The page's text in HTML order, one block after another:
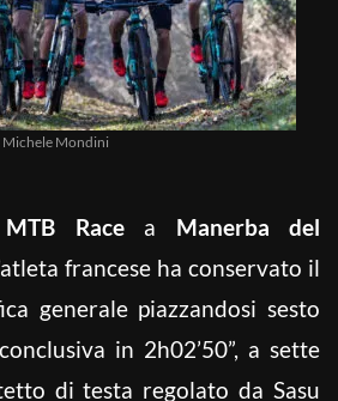
Michele Mondini
Racea Manerba del
francese ha conservato il
generale piazzandosi sesto
in 2h02’50”, a sette
di testa regolato da Sasu